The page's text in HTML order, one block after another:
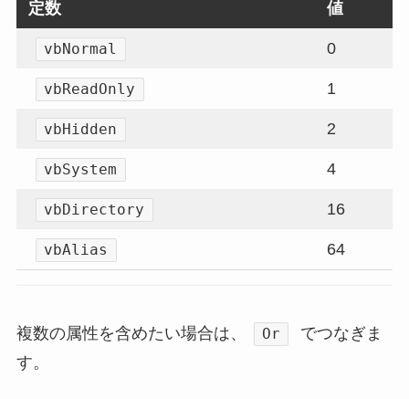
定数 値
vbNormal 0
vbReadOnly 1
vbHidden 2
vbSystem 4
vbDirectory 16
vbAlias 64
複数の属性を含めたい場合は、 Or
でつなぎま
す。